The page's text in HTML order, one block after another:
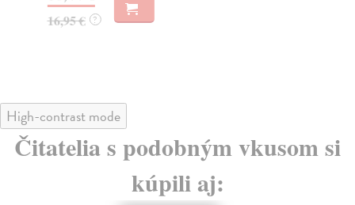
16,95 € ?
High-contrast mode
Čitatelia s podobným vkusom si
kúpili aj: